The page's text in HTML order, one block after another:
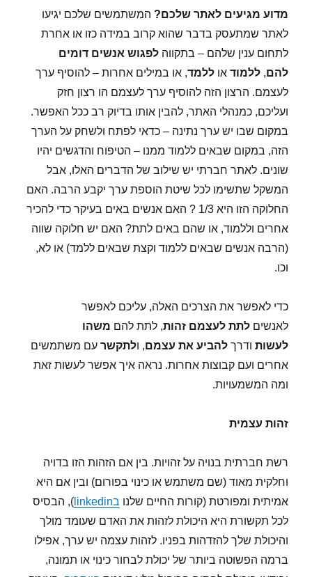
מדוע מגיעים לאתר שלכם? המשתמשים שלכם יגיעו
לאתר שמתעסק בדבר שהוא קרוב במידה כזו או אחרת
לתחום ענין שלהם – בתקווהלפגוש אנשים דומים
להם,ללמוד אוללמד, או במילים אחרות – להוסיף ערך
לעצמם. הרצון הזה להוסיף ערך לעצמם הו רצון חזק
ועליכם, כמנהלי האתר, להבין אותו בדיוק רב ככל האפשר.
במקום שבו יש ערך נתינה – כדאי לפתח ולשחק על הערך
הזה, במקום שבאים ללמוד ממנו – הטיפוח והדגשים יהיו
שונים. לאתר חברתי יש שילוב של הדברים האלו, אבל
המשקל שתשימו לכל שיטת הוספת ערך יקבע הרבה. האם
החלוקה הזו היא 1/3 ? האם אנשים באים בעיקר כדי להכיר
אחרים וללמוד, או שהם באים לתת? האם יש חלוקה שווה
(הרבה אנשים שבאים ללמוד וקצת שבאים ללמד) או לא,
וכו.
כדי לאפשר את הצרכים האלה, עליכם לאפשר
לאנשיםלתת לעצמם זהות, לתת להם משהו
לעשות ודרךלהביע את עצמם, ולתקשר עם משתמשים
אחרים ועם קבוצות אחרות. נראה איך אפשר לעשות זאת
ומה המשמעויות.
זהות עצמית
רשת חברתית בנויה על זהויות. בין אם הזהות הזו בדויה
וחלקית מאוד (שם משתמש או כינוי בפורום) ובין אם היא
אמיתית ומפורטת (קורות החיים שלנו בlinkedin
), הבסיס
לכל תקשורת היא היכולת לזהות את האדם שעומד מולך
והיכולת שלך להזדהות בפניו. לזהות עצמה יש ערך, אפילו
ברמה הפשוטה ביותר של יכולת לבחור כינוי או תמונה,